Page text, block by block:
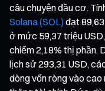
câu chuyện đầu cơ.
Solana (SOL)đạt
ở mức 59,37 triệu
chiếm 2,18% thị phần.
lịch sử 293,31 USD,
dòng vốn ròng vào